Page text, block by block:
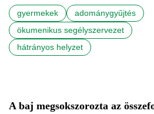
gyermekek
adománygyűjtés
ökumenikus segélyszervezet
hátrányos helyzet
A baj megsokszorozta az